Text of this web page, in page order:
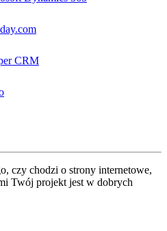
CRM
czy chodzi o strony internetowe,
Twój projekt jest w dobrych